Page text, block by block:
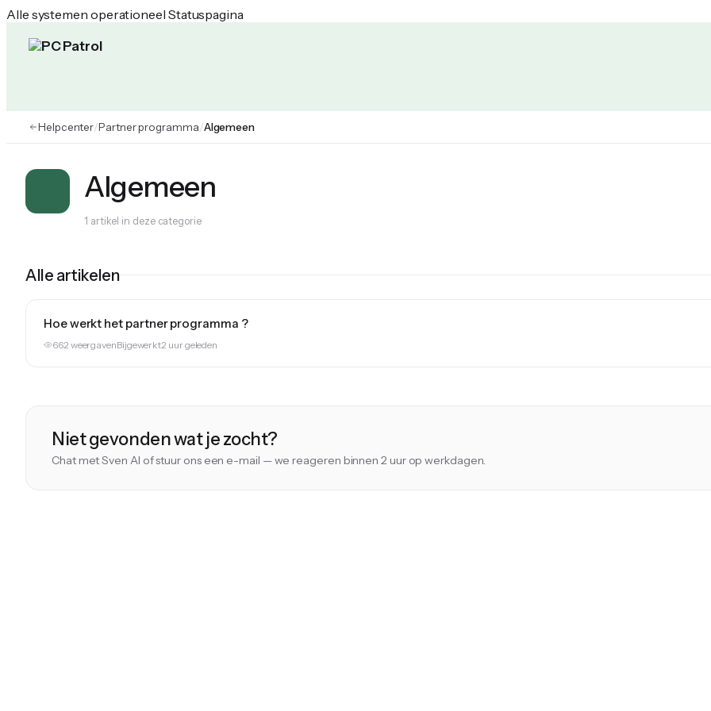
Alle systemen operationeel Statuspagina
PC Patrol Helpcenter
Helpcenter/Partner programma/Algemeen
Algemeen
1 artikel in deze categorie
Alle artikelen
Hoe werkt het partner programma ?
662 weergavenBijgewerkt2 uur geleden
Niet gevonden wat je zocht?
Chat met Sven AI of stuur ons een e-mail — we reageren binnen 2 uur op werkdagen.